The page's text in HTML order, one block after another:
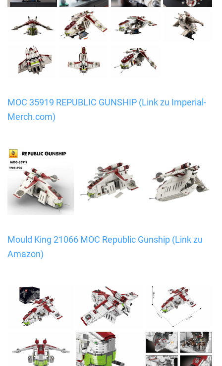
MOC 35919 REPUBLIC GUNSHIP (Link zu Imperial-
Merch.com)
Mould King 21066 MOC Republic Gunship (Link zu
Amazon)